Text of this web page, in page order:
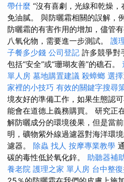
帶什麼 “沒有喜劇，光線和乾燥
免油膩。 與防曬霜相關的誤解，
防曬霜的有害作用的增加，儘管
八氧化物，需要進一步測試。 護
子餐多少錢 公司登記 許多競爭對
包括“安全”或“珊瑚友善”的礁石。
單人房 墓地購置建議 殺蟑螂 選
家裡的小技巧 有效的關鍵字搜尋
境友好的準備工作，如果生態認
能會在道德上義務購買。 研究正
解防曬成分的環境後果，但是當
明，礦物紫外線過濾器對海洋環
濾器。 除蟲 找人 按摩專業教學
碳的毒性低於氧化鋅。 助聽器補
養老院 護理之家 單人房 台中整